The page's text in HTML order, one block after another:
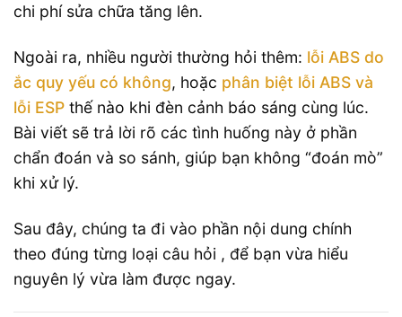
chi phí sửa chữa tăng lên.
Ngoài ra, nhiều người thường hỏi thêm: lỗi ABS do
ắc quy yếu có không, hoặc phân biệt lỗi ABS và
lỗi ESP thế nào khi đèn cảnh báo sáng cùng lúc.
Bài viết sẽ trả lời rõ các tình huống này ở phần
chẩn đoán và so sánh, giúp bạn không “đoán mò”
khi xử lý.
Sau đây, chúng ta đi vào phần nội dung chính
theo đúng từng loại câu hỏi , để bạn vừa hiểu
nguyên lý vừa làm được ngay.